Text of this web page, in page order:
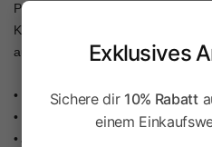
Paspeln machen die Kinderhose
Kinderhose ist perfekt für
auch im Alltag prima kombinieren.
• Deutscher Hersteller: BONDI
• Lieferumfang: Lange Kinder Jeans
• aus leicht elastischem
Exklusives
Sichere dir 10% Rabatt
einem